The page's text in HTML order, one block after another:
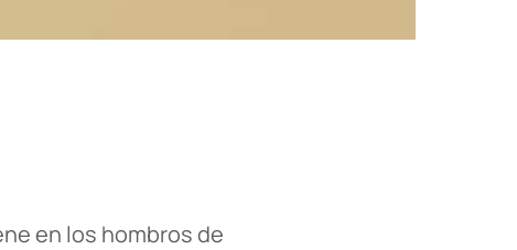
en los hombros de